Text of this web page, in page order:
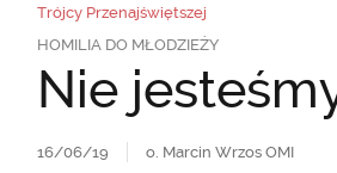
Trójcy Przenajświętszej
HOMILIA DO MŁODZIEŻY
Nie
16/06/19 o. Marcin Wrzos OMI